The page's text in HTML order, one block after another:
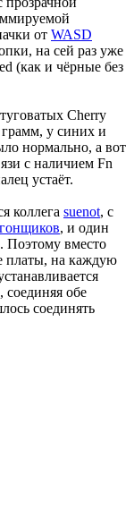
от WASD
на сей раз уже
(как и чёрные без
Cherry
у синих и
нормально, а вот
с наличием Fn
устаёт.
коллега suenot, с
, и один
Поэтому вместо
платы, на каждую
соединяя обе
соединять